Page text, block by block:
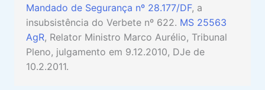
Mandado de Segurança nº 28.177/DF, a
insubsistência do Verbete nº 622. MS 25563
AgR, Relator Ministro Marco Aurélio, Tribunal
Pleno, julgamento em 9.12.2010, DJe de
10.2.2011.